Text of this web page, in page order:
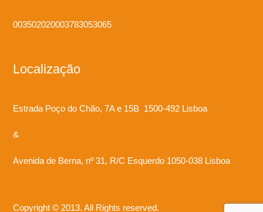
003502020003783053065
Localização
Estrada Poço do Chão, 7A e 15B 1500-492 Lisboa
&
Avenida de Berna, nº 31, R/C Esquerdo 1050-038 Lisboa
Copyright © 2013. All Rights reserved.